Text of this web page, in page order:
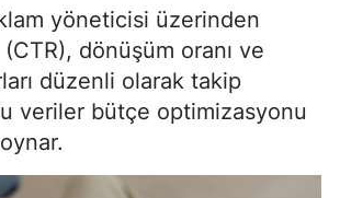
yöneticisi üzerinden
(CTR), dönüşüm oranı ve
düzenli olarak takip
veriler bütçe optimizasyonu